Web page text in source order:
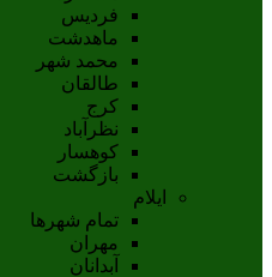
فردیس
ماهدشت
محمد شهر
طالقان
کرج
نظرآباد
کوهسار
بازگشت
ایلام
تمام شهر‌ها
مهران
آبدانان